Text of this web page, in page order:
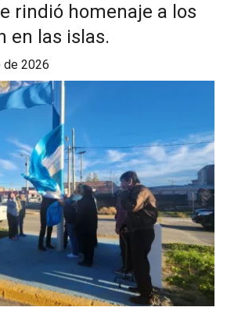
rindió homenaje a los
en las islas.
de 2026